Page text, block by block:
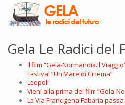
Gela Le Radici del
Il film “Gela-Normandia.Il
Festival “Un Mare di Cinema”
Leopoli
Vieni alla prima del film “Gela-
La Via Francigena Fabaria